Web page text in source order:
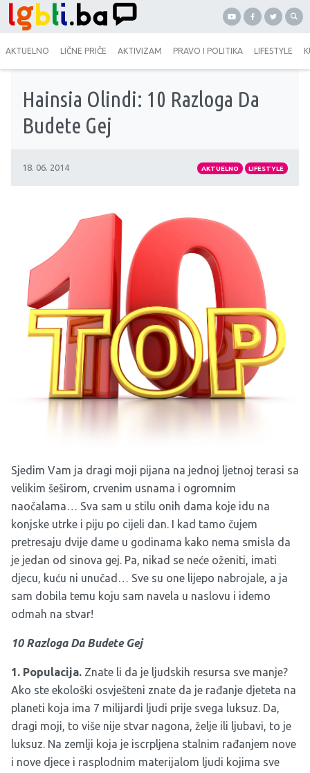
AKTUELNO LIČNE PRIČE AKTIVIZAM PRAVO I POLITIKA LIFESTYLE
Hainsia Olindi: 10 Razloga Da
Budete Gej
18. 06. 2014 AKTUELNO LIFESTYLE
Sjedim Vam ja dragi moji pijana na jednoj ljetnoj terasi sa
velikim šeširom, crvenim usnama i ogromnim
naočalama… Sva sam u stilu onih dama koje idu na
konjske utrke i piju po cijeli dan. I kad tamo čujem
pretresaju dvije dame u godinama kako nema smisla da
je jedan od sinova gej. Pa, nikad se neće oženiti, imati
djecu, kuću ni unučad… Sve su one lijepo nabrojale, a ja
sam dobila temu koju sam navela u naslovu i idemo
odmah na stvar!
10 Razloga Da Budete Gej
1. Populacija. Znate li da je ljudskih resursa sve manje?
Ako ste ekološki osvješteni znate da je rađanje djeteta na
planeti koja ima 7 milijardi ljudi prije svega luksuz. Da,
dragi moji, to više nije stvar nagona, želje ili ljubavi, to je
luksuz. Na zemlji koja je iscrpljena stalnim rađanjem nove
i nove djece i rasplodnim materijalom ljudi kojima sve